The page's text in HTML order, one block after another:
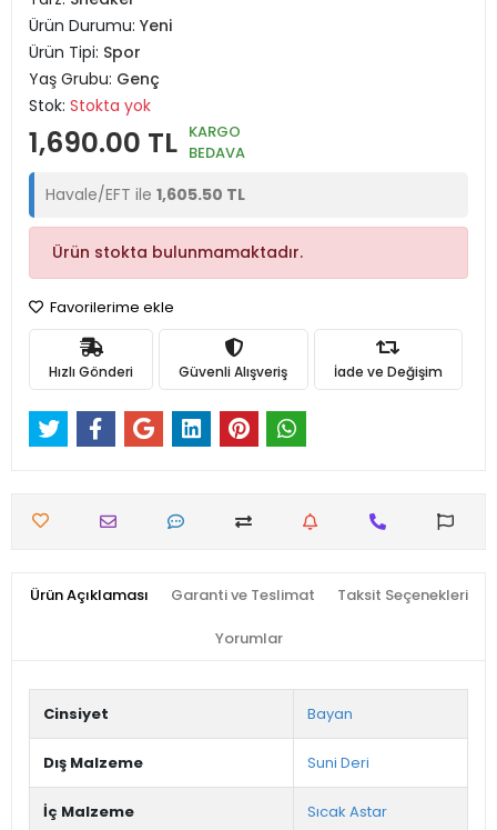
Ürün Durumu: Yeni
Ürün Tipi: Spor
Yaş Grubu: Genç
Stok: Stokta yok
1,690.00 TL KARGO
BEDAVA
Havale/EFT ile 1,605.50 TL
Ürün stokta bulunmamaktadır.
Favorilerime ekle
Hızlı Gönderi Güvenli Alışveriş İade ve Değişim
Ürün Açıklaması Garanti ve Teslimat Taksit Seçenekleri
Yorumlar
Cinsiyet Bayan
Dış Malzeme Suni Deri
İç Malzeme Sıcak Astar